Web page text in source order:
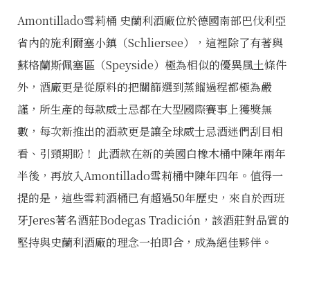
Amontillado雪莉桶 史蘭利酒廠位於德國南部巴伐利亞
省內的施利爾塞小鎮（Schliersee），這裡除了有著與
蘇格蘭斯佩塞區（Speyside）極為相似的優異風土條件
外，酒廠更是從原料的把關篩選到蒸餾過程都極為嚴
謹，所生產的每款威士忌都在大型國際賽事上獲獎無
數，每次新推出的酒款更是讓全球威士忌酒迷們刮目相
看、引頸期盼！ 此酒款在新的美國白橡木桶中陳年兩年
半後，再放入Amontillado雪莉桶中陳年四年。值得一
提的是，這些雪莉酒桶已有超過50年歷史，來自於西班
牙Jeres著名酒莊Bodegas Tradición，該酒莊對品質的
堅持與史蘭利酒廠的理念一拍即合，成為絕佳夥伴。